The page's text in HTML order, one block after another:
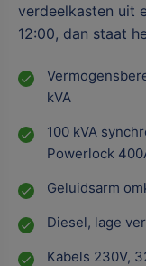
verdeelkasten uit
12:00, dan staat
kVA
100 kVA
Powerlock
Geluidsarm
Diesel, lage
Kabels 230V,